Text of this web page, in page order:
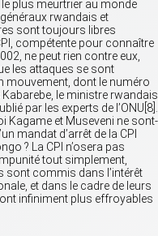
plus meurtrier au monde
rwandais et
sont toujours libres
compétente pour connaître
ne peut rien contre eux,
les attaques se sont
mouvement, dont le numéro
Kabarebe, le ministre rwandais
par les experts de l’ONU[8].
Kagame et Museveni ne sont-
mandat d’arrêt de la CPI
? La CPI n’osera pas
tout simplement,
sont commis dans l’intérêt
et dans le cadre de leurs
infiniment plus effroyables